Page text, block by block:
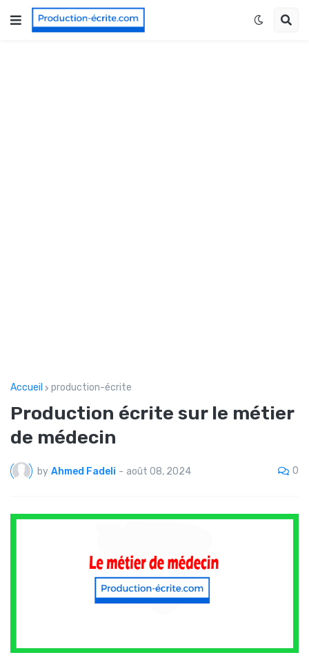
Accueil production-écrite
Production écrite sur le métier
de médecin
by Ahmed Fadeli - août 08, 2024 0